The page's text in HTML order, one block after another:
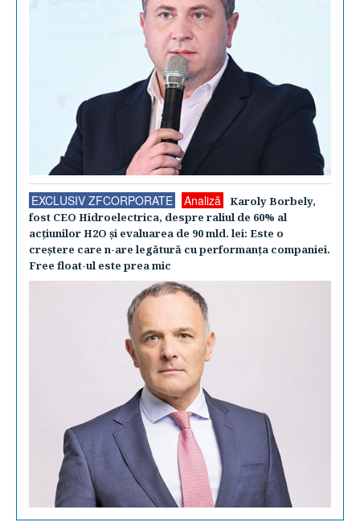
EXCLUSIV ZFCORPORATE Analiză
Karoly Borbely,
fost CEO Hidroelectrica, despre raliul de 60% al
acţiunilor H2O şi evaluarea de 90 mld. lei: Este o
creştere care n-are legătură cu performanţa companiei.
Free float-ul este prea mic